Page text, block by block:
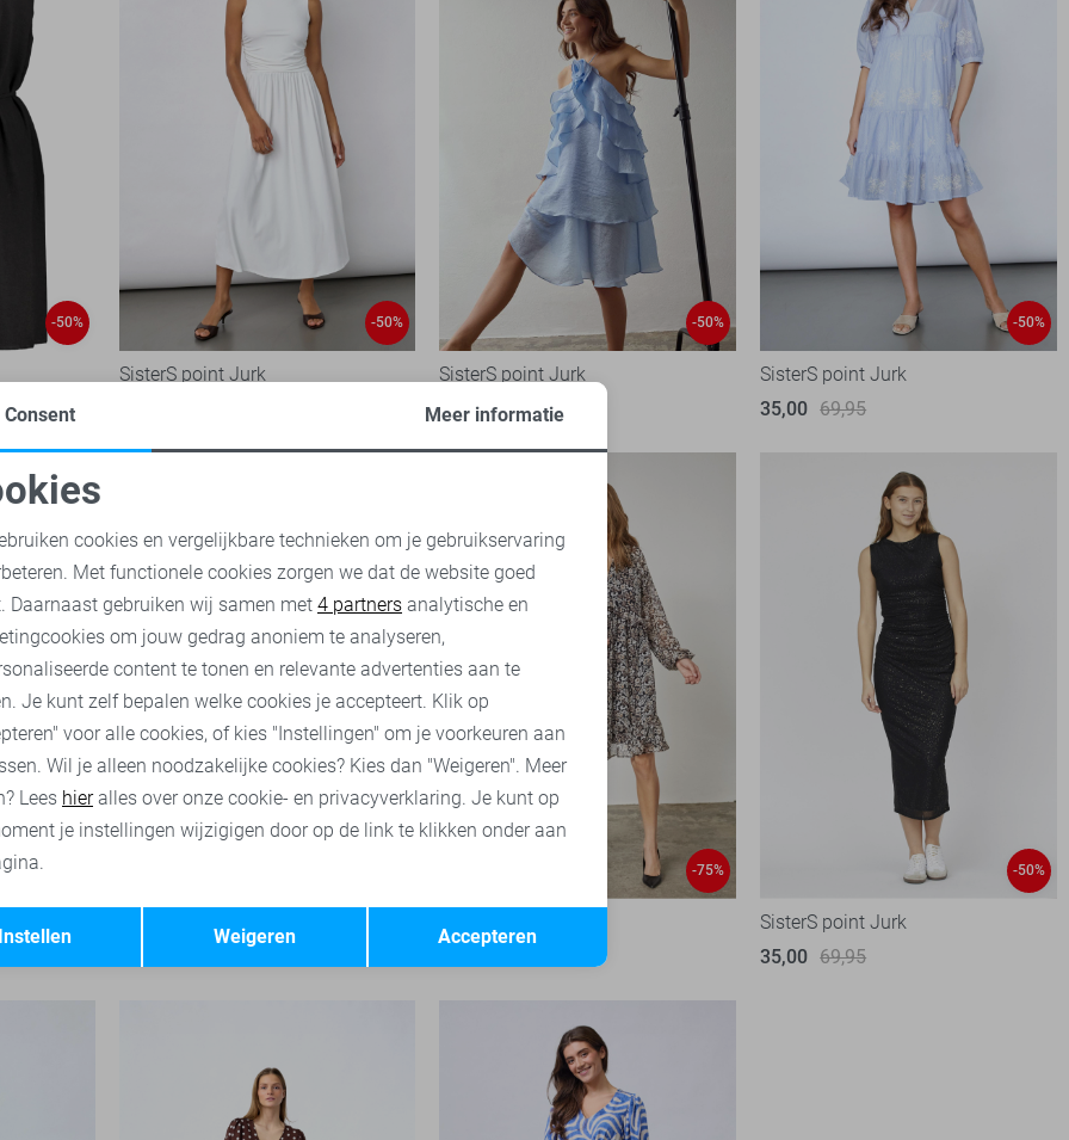
-50% -50%
SisterS point Jurk
-50%
SisterS point Jurk
35,00 69,95
-50%
SisterS point Jurk
35,00 69,95
-75% -50%
SisterS point Jurk
35,00 69,95
cookies
cookies Marketing cookies
Terug Opslaan
Consent Meer informatie
cookies en vergelijkbare technieken om je gebruikservaring
Met functionele cookies zorgen we dat de website goed
Daarnaast gebruiken wij samen met 4 partners analytische en
om jouw gedrag anoniem te analyseren,
content te tonen en relevante advertenties aan te
Je kunt zelf bepalen welke cookies je accepteert. Klik op
voor alle cookies, of kies "Instellingen" om je voorkeuren aan
Wil je alleen noodzakelijke cookies? Kies dan "Weigeren". Meer
Lees hieralles over onze cookie- en privacyverklaring. Je kunt op
je instellingen wijzigigen door op de link te klikken onder aan
Accepteren
Weigeren
Instellen